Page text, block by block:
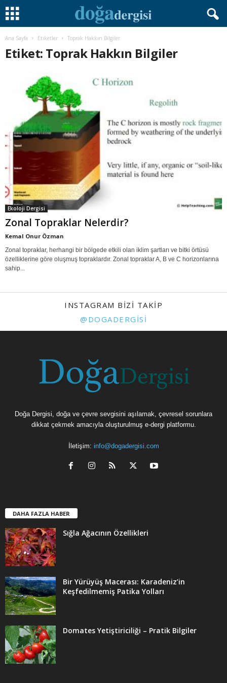
Ana Sayfa Etiketler Toprak Hakkın Bilgiler
Etiket: Toprak Hakkın Bilgiler
Ekoloji Dergisi
Zonal Topraklar Nelerdir?
Kemal Onur Özman
Zonal topraklar, herhangi bir bölgede etkili olan iklim şartları ve bitki örtüsü
özelliklerine göre oluşmuş topraklardır. Zonal topraklar A, B ve C horizonlarına
sahip...
INSTAGRAM BIZI TAKIP
@DOGADERGISI
Doğa Dergisi, doğa ve çevre sevgisini aşılamak, çevresel sorunlara
dikkat çekmek amacıyla oluşturulmuş e-dergi platformu.
İletişim: info@dogadergisi.com
DAHA FAZLA HABER
Sığla Ağacının Özellikleri
Bir Yürüyüş Macerası: Karadeniz’in
Keşfedilmemiş Patika Yolları
Domates Yetiştiriciliği – Pratik Bilgiler